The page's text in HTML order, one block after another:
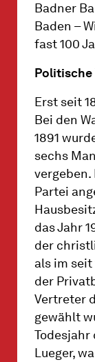
Badner
Baden –
fast 100
Politische
Erst seit
Bei den
1891
sechs
Partei
das Jahr
der
als im
der
Vertreter
gewählt
Todesjahr
Lueger,